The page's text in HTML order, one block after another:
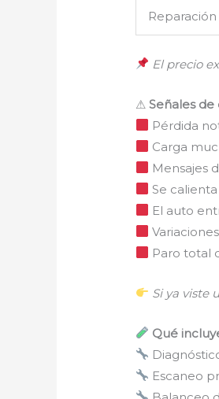
El precio
⚠Señales
Pérdida
Carga
Mensajes
Se
El auto
Paro total
Si ya viste
Qué
Escaneo